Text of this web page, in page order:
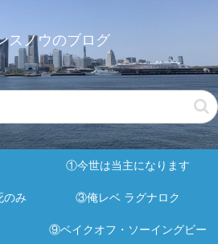
スノウのブログ
①今世は当主になります
のみ ③俺レベ ラグナロク
⑨ベイクオフ・ソーイングビー